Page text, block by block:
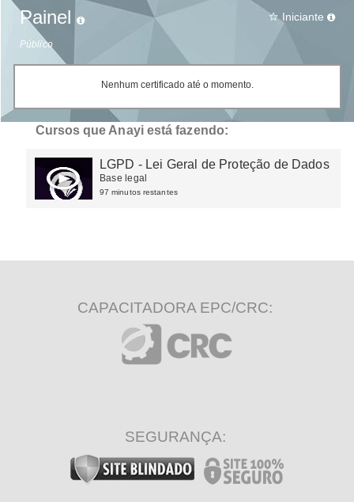
Painel
Público
star_border Iniciante
Nenhum certificado até o momento.
Cursos que Anayi está fazendo:
LGPD - Lei Geral de Proteção de Dados
Base legal
97 minutos restantes
CAPACITADORA EPC/CRC:
SEGURANÇA: